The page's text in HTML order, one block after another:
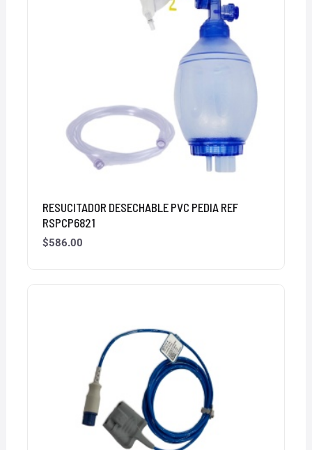
RESUCITADOR DESECHABLE PVC PEDIA REF
RSPCP6821
$586.00